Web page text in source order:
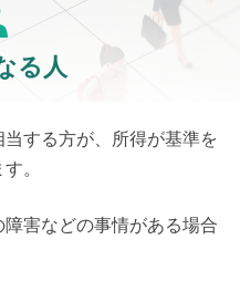
る人
する方が、所得が基準を
。
害などの事情がある場合